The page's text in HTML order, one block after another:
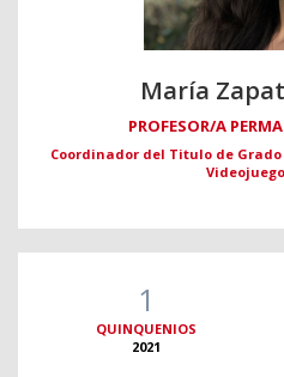
María
PROFESOR/A
Coordinador del Titulo de
1
QUINQUENIOS
2021